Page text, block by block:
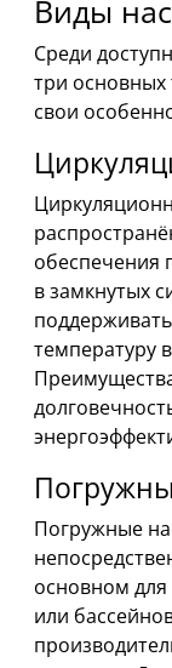
Виды
Среди
три
свои
обеспечения
в замкнутых
температуру
Погружные
основном
или